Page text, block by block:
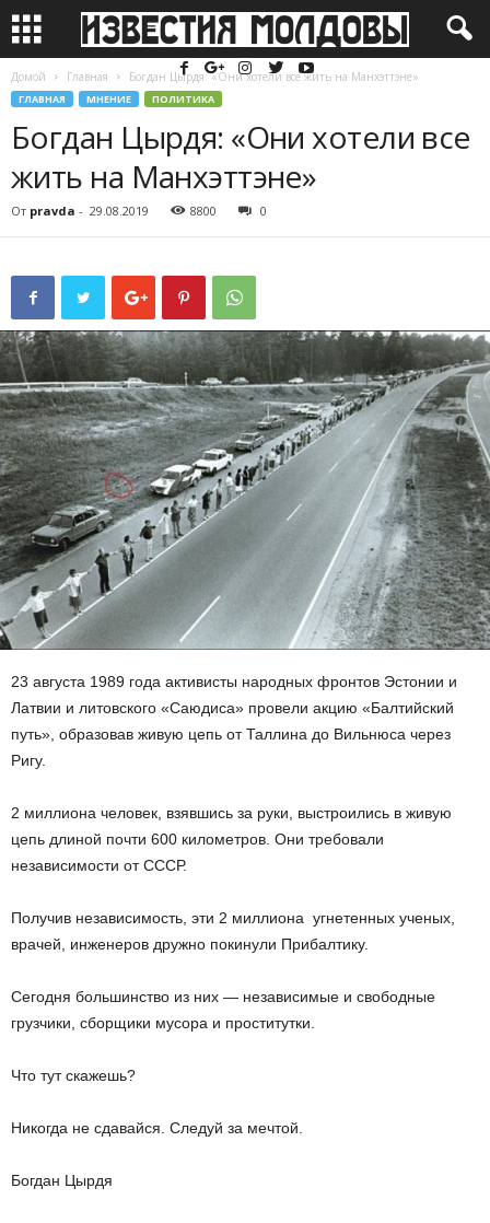
Домой Главная Богдан Цырдя: «Они хотели все жить на Манхэттэне»
ГЛАВНАЯ МНЕНИЕ ПОЛИТИКА
Богдан Цырдя: «Они хотели все
жить на Манхэттэне»
От pravda - 29.08.2019 8800 0
23 августа 1989 года активисты народных фронтов Эстонии и
Латвии и литовского «Саюдиса» провели акцию «Балтийский
путь», образовав живую цепь от Таллина до Вильнюса через
Ригу.
2 миллиона человек, взявшись за руки, выстроились в живую
цепь длиной почти 600 километров. Они требовали
независимости от СССР.
Получив независимость, эти 2 миллиона угнетенных ученых,
врачей, инженеров дружно покинули Прибалтику.
Сегодня большинство из них — независимые и свободные
грузчики, сборщики мусора и проститутки.
Что тут скажешь?
Никогда не сдавайся. Следуй за мечтой.
Богдан Цырдя